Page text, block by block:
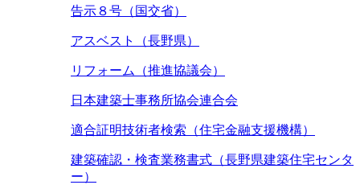
告示８号（国交省）
アスベスト（長野県）
リフォーム（推進協議会）
日本建築士事務所協会連合会
適合証明技術者検索（住宅金融支援機構）
建築確認・検査業務書式（長野県建築住宅センタ
ー）